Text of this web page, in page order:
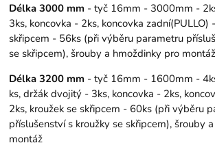
Délka 3000 mm - tyč 16mm - 3000mm -
3ks, koncovka - 2ks, koncovka zadní(PULLO)
skřipcem - 56ks (při výběru parametru
se skřipcem), šrouby a hmoždinky pro montáž
Délka 3200 mm - tyč 16mm - 1600mm -
ks, držák dvojitý - 3ks, koncovka - 2ks,
2ks, kroužek se skřipcem - 60ks (při výběru
příslušenství s kroužky se skřipcem), šrouby
montáž